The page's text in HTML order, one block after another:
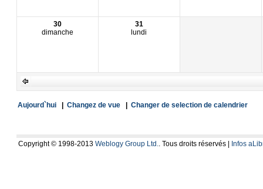
30
dimanche
31
lundi
Aujourd`hui| Changez de vue| Changer de selection de calendrier
Copyright © 1998-2013 Weblogy Group Ltd.. Tous droits réservés | Infos